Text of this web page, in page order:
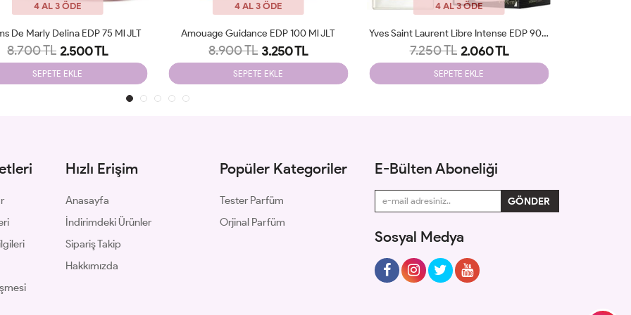
4 AL 3 ÖDE
De Marly Delina EDP 75 Ml JLT
8.700 TL 2.500 TL
SEPETE EKLE
4 AL 3 ÖDE
Amouage Guidance EDP 100 Ml JLT
8.900 TL 3.250 TL
SEPETE EKLE
4 AL 3 ÖDE
Yves Saint Laurent Libre Intense EDP 90 Ml Edp JLT
7.250 TL 2.060 TL
SEPETE EKLE
Hızlı Erişim
Anasayfa
İndirimdeki Ürünler
Sipariş Takip
Hakkımızda
Popüler Kategoriler
Tester Parfüm
Orjinal Parfüm
E-Bülten Aboneliği
Sosyal Medya